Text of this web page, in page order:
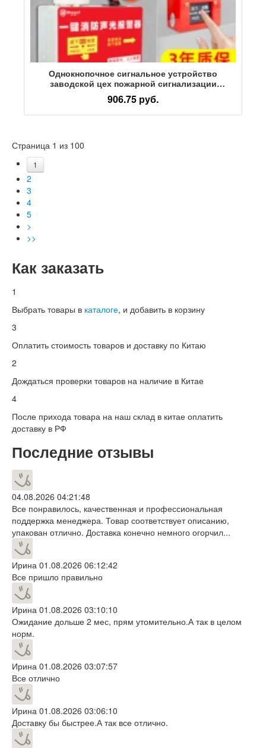
Однокнопочное сигнальное устройство
заводской цех пожарной сигнализации
звуковой и световой сигнал интегрированной
беспроводной связи звонок пожарной
сигнализации
906.75 руб.
Страница 1 из 100
1
2
3
4
5
>
>>
Как заказать
1
Выбрать товары в каталоге, и добавить в корзину
3
Оплатить стоимость товаров и доставку по Китаю
2
Дождаться проверки товаров на наличие в Китае
4
После прихода товара на наш склад в китае оплатить
доставку в РФ
Последние отзывы
04.08.2026 04:21:48
Все понравилось, качественная и профессиональная
поддержка менеджера. Товар соответствует описанию,
упакован отлично. Доставка конечно немного огорчил...
Ирина 01.08.2026 06:12:42
Все пришло правильно
Ирина 01.08.2026 03:10:10
Ожидание дольше 2 мес, прям утомительно.А так в целом
норм.
Ирина 01.08.2026 03:07:57
Все отлично
Ирина 01.08.2026 03:06:10
Доставку бы быстрее.А так все отлично.